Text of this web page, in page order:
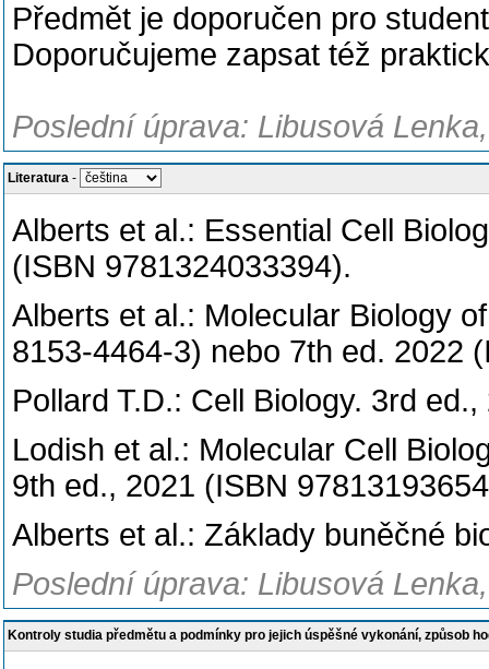
Předmět je doporučen pro
Doporučujeme zapsat též
Poslední úprava: Libusová
Literatura -
Alberts et al.: Essential Cell
(ISBN 9781324033394).
Alberts et al.: Molecular Biology
8153-4464-3) nebo 7th ed. 2022
Pollard T.D.: Cell Biology. 3rd
Lodish et al.: Molecular Cell
9th ed., 2021 (ISBN
Alberts et al.: Základy buněčné
Poslední úprava: Libusová
Kontroly studia předmětu a podmínky pro jejich úspěšné vykonání, způsob